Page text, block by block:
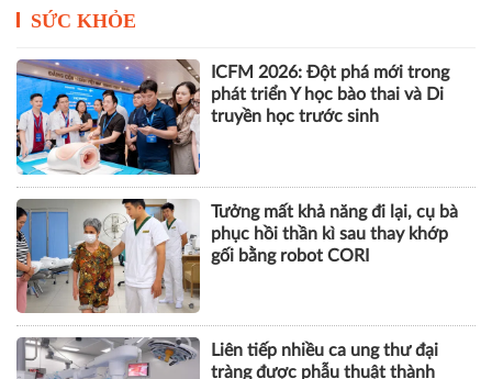
SỨC KHỎE
ICFM 2026: Đột phá mới trong
phát triển Y học bào thai và Di
truyền học trước sinh
Tưởng mất khả năng đi lại, cụ bà
phục hồi thần kì sau thay khớp
gối bằng robot CORI
Liên tiếp nhiều ca ung thư đại
tràng được phẫu thuật thành